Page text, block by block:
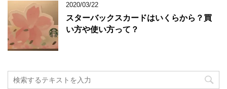
2020/03/22
スターバックスカードはいくらから？買
い方や使い方って？